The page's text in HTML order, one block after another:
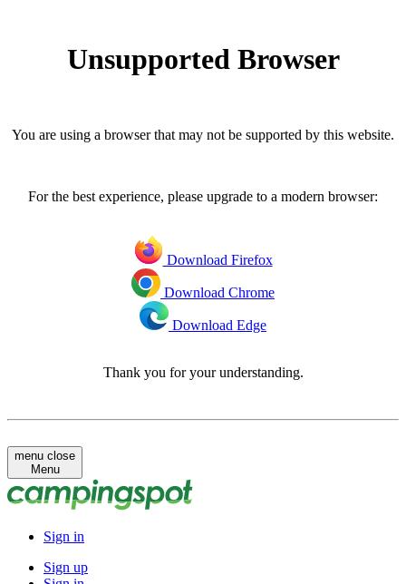
Unsupported Browser
You are using a browser that may not be supported by this website.
For the best experience, please upgrade to a modern browser:
Download Firefox
Download Chrome
Download Edge
Thank you for your understanding.
menu close
Menu
Sign in
Sign up